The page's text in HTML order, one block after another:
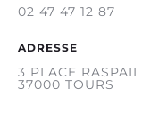
02 47 47 12 87
ADRESSE
3 PLACE RASPAIL
37000 TOURS